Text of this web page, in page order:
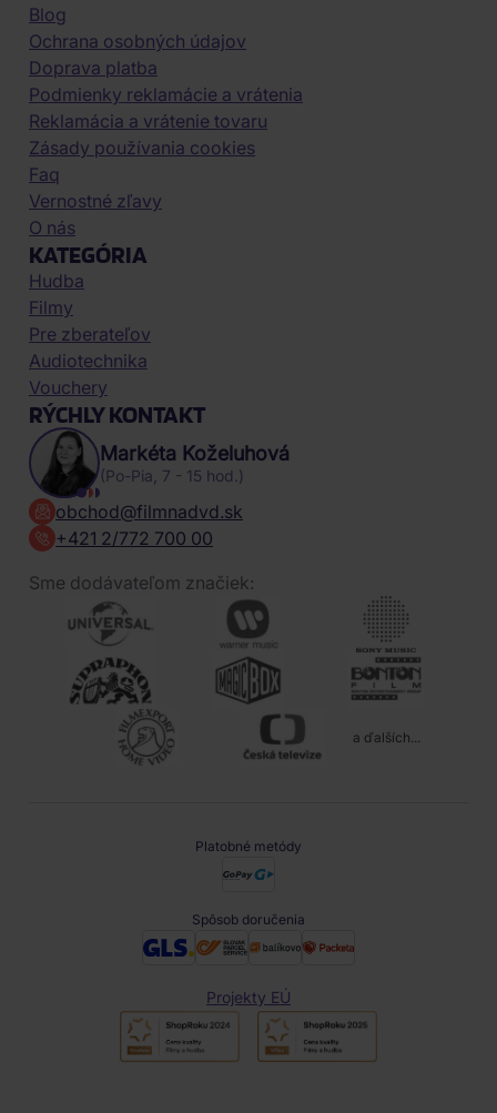
Blog
Ochrana osobných údajov
Doprava platba
Podmienky reklamácie a vrátenia
Reklamácia a vrátenie tovaru
Zásady používania cookies
Faq
Vernostné zľavy
O nás
KATEGÓRIA
Hudba
Filmy
Pre zberateľov
Audiotechnika
Vouchery
RÝCHLY KONTAKT
Markéta Koželuhová
(Po-Pia, 7 - 15 hod.)
obchod@filmnadvd.sk
+421 2/772 700 00
Sme dodávateľom značiek:
a ďalších...
Platobné metódy
Spôsob doručenia
Projekty EÚ